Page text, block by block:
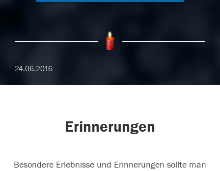
24.06.2016
Erinnerungen
Besondere Erlebnisse und Erinnerungen sollte man